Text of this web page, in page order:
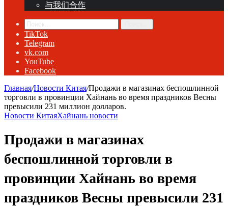
与我们合作
TikTok
Telegram
vk.com
YouTube
Facebook
Главная/Новости Китая/Продажи в магазинах беспошлинной
торговли в провинции Хайнань во время праздников Весны
превысили 231 миллион долларов.
Новости КитаяХайнань новости
Продажи в магазинах
беспошлинной торговли в
провинции Хайнань во время
праздников Весны превысили 231